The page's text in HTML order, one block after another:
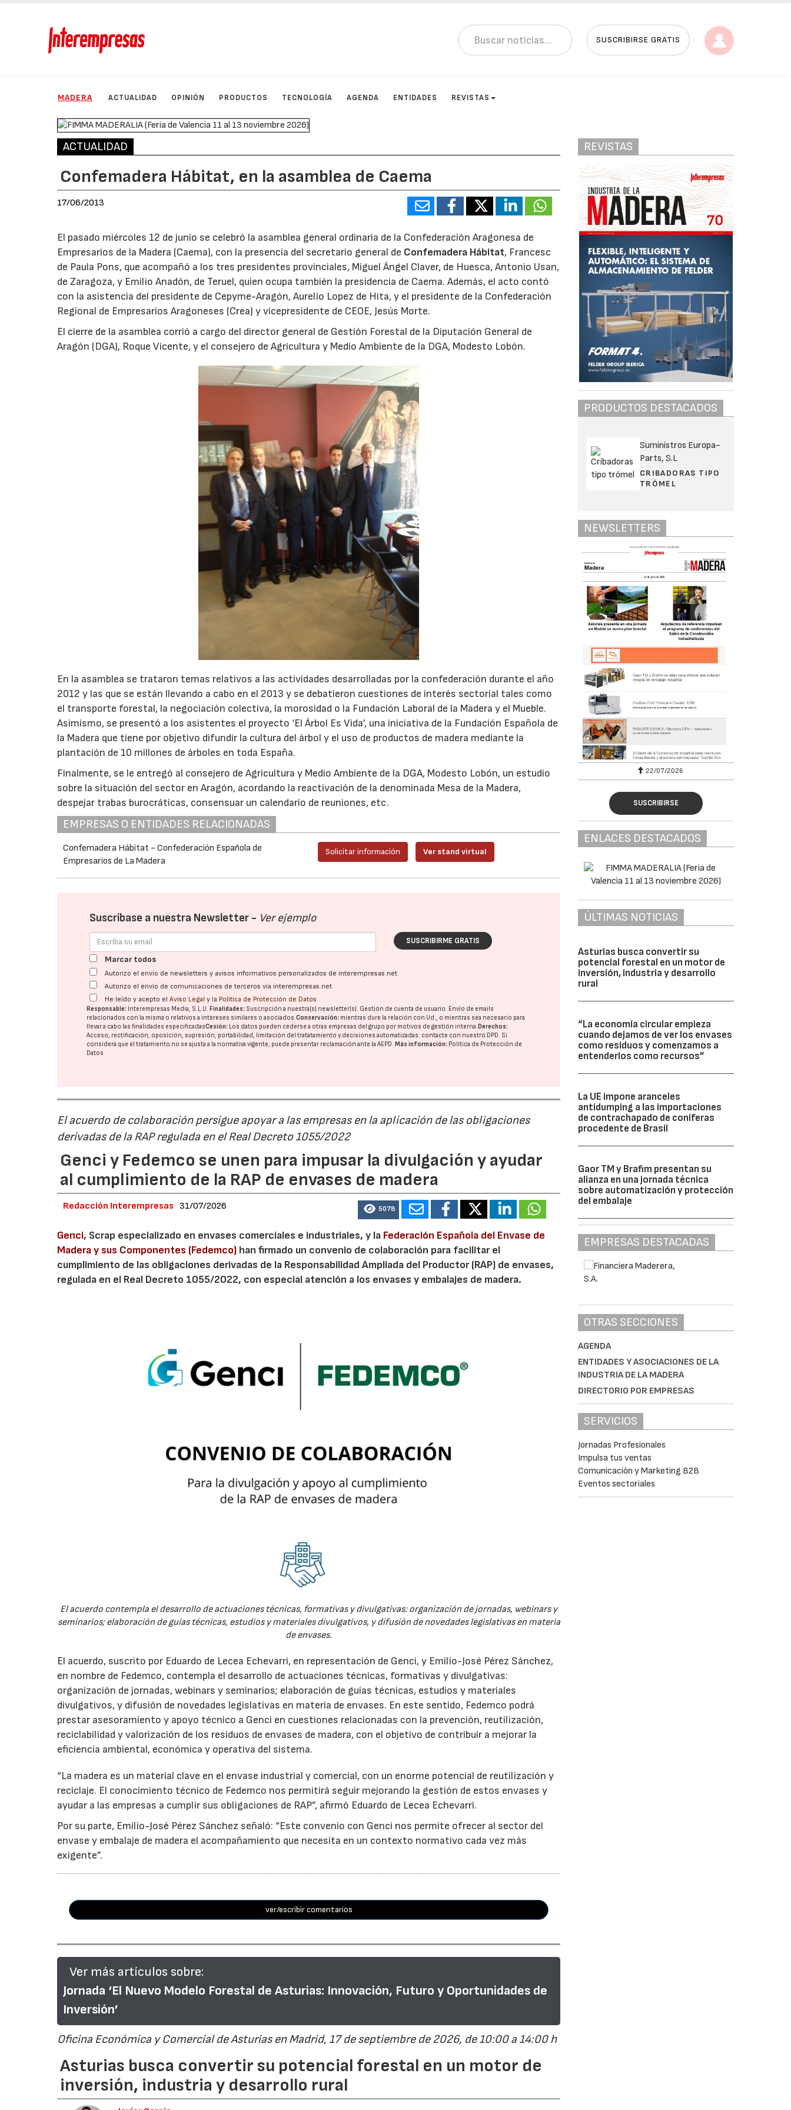
SUSCRIBIRSE GRATIS
MADERA ACTUALIDAD OPINIÓN PRODUCTOS TECNOLOGÍA AGENDA ENTIDADES REVISTAS
ACTUALIDAD
Confemadera Hábitat, en la asamblea de Caema
17/06/2013
El pasado miércoles 12 de junio se celebró la asamblea general ordinaria de la Confederación Aragonesa de
Empresarios de la Madera (Caema), con la presencia del secretario general de Confemadera Hábitat, Francesc
de Paula Pons, que acompañó a los tres presidentes provinciales, Miguel Ángel Claver, de Huesca, Antonio Usan,
de Zaragoza, y Emilio Anadón, de Teruel, quien ocupa también la presidencia de Caema. Además, el acto contó
con la asistencia del presidente de Cepyme-Aragón, Aurelio Lopez de Hita, y el presidente de la Confederación
Regional de Empresarios Aragoneses (Crea) y vicepresidente de CEOE, Jesús Morte.
El cierre de la asamblea corrió a cargo del director general de Gestión Forestal de la Diputación General de
Aragón (DGA), Roque Vicente, y el consejero de Agricultura y Medio Ambiente de la DGA, Modesto Lobón.
En la asamblea se trataron temas relativos a las actividades desarrolladas por la confederación durante el año
2012 y las que se están llevando a cabo en el 2013 y se debatieron cuestiones de interés sectorial tales como
el transporte forestal, la negociación colectiva, la morosidad o la Fundación Laboral de la Madera y el Mueble.
Asimismo, se presentó a los asistentes el proyecto ‘El Árbol Es Vida’, una iniciativa de la Fundación Española de
la Madera que tiene por objetivo difundir la cultura del árbol y el uso de productos de madera mediante la
plantación de 10 millones de árboles en toda España.
Finalmente, se le entregó al consejero de Agricultura y Medio Ambiente de la DGA, Modesto Lobón, un estudio
sobre la situación del sector en Aragón, acordando la reactivación de la denominada Mesa de la Madera,
despejar trabas burocráticas, consensuar un calendario de reuniones, etc.
EMPRESAS O ENTIDADES RELACIONADAS
Confemadera Hábitat - Confederación Española de
Empresarios de La Madera
Solicitar información Ver stand virtual
Suscríbase a nuestra Newsletter - Ver ejemplo
SUSCRIBIRME GRATIS
Marcar todos
Autorizo el envío de newsletters y avisos informativos personalizados de interempresas.net
Autorizo el envío de comunicaciones de terceros vía interempresas.net
He leído y acepto elAviso Legal y la Política de Protección de Datos
Responsable: Interempresas Media, S.L.U.Finalidades: Suscripción a nuestra(s) newsletter(s). Gestión de cuenta de usuario. Envío de emails
relacionados con la misma o relativos a intereses similares o asociados.Conservación: mientras dure la relación con Ud., o mientras sea necesario para
llevar a cabo las finalidades especificadasCesión: Los datos pueden cederse a otras empresas del grupo por motivos de gestión interna.Derechos:
Acceso, rectificación, oposición, supresión, portabilidad, limitación del tratatamiento y decisiones automatizadas: contacte con nuestro DPD. Si
considera que el tratamiento no se ajusta a la normativa vigente, puede presentar reclamación ante laAEPD.Más información: Política de Protección de
Datos
El acuerdo de colaboración persigue apoyar a las empresas en la aplicación de las obligaciones
derivadas de la RAP regulada en el Real Decreto 1055/2022
Genci y Fedemco se unen para impusar la divulgación y ayudar
al cumplimiento de la RAP de envases de madera
Redacción Interempresas 31/07/2026 5078
Genci, Scrap especializado en envases comerciales e industriales, y la Federación Española del Envase de
Madera y sus Componentes (Fedemco) han firmado un convenio de colaboración para facilitar el
cumplimiento de las obligaciones derivadas de la Responsabilidad Ampliada del Productor (RAP) de envases,
regulada en el Real Decreto 1055/2022, con especial atención a los envases y embalajes de madera.
El acuerdo contempla el desarrollo de actuaciones técnicas, formativas y divulgativas: organización de jornadas, webinars y
seminarios; elaboración de guías técnicas, estudios y materiales divulgativos, y difusión de novedades legislativas en materia
de envases.
El acuerdo, suscrito por Eduardo de Lecea Echevarri, en representación de Genci, y Emilio-José Pérez Sánchez,
en nombre de Fedemco, contempla el desarrollo de actuaciones técnicas, formativas y divulgativas:
organización de jornadas, webinars y seminarios; elaboración de guías técnicas, estudios y materiales
divulgativos, y difusión de novedades legislativas en materia de envases. En este sentido, Fedemco podrá
prestar asesoramiento y apoyo técnico a Genci en cuestiones relacionadas con la prevención, reutilización,
reciclabilidad y valorización de los residuos de envases de madera, con el objetivo de contribuir a mejorar la
eficiencia ambiental, económica y operativa del sistema.
“La madera es un material clave en el envase industrial y comercial, con un enorme potencial de reutilización y
reciclaje. El conocimiento técnico de Fedemco nos permitirá seguir mejorando la gestión de estos envases y
ayudar a las empresas a cumplir sus obligaciones de RAP”, afirmó Eduardo de Lecea Echevarri.
Por su parte, Emilio-José Pérez Sánchez señaló: “Este convenio con Genci nos permite ofrecer al sector del
envase y embalaje de madera el acompañamiento que necesita en un contexto normativo cada vez más
exigente”.
ver/escribir comentarios
Ver más artículos sobre:
Jornada ‘El Nuevo Modelo Forestal de Asturias: Innovación, Futuro y Oportunidades de
Inversión’
Oficina Económica y Comercial de Asturias en Madrid, 17 de septiembre de 2026, de 10:00 a 14:00 h
Asturias busca convertir su potencial forestal en un motor de
inversión, industria y desarrollo rural
REVISTAS
PRODUCTOS DESTACADOS
Suministros Europa-
Parts, S.L
CRIBADORAS TIPO
TRÓMEL
NEWSLETTERS
22/07/2026 29/07/2026 22/07/2026
SUSCRIBIRSE
ENLACES DESTACADOS
ÚLTIMAS NOTICIAS
Asturias busca convertir su
potencial forestal en un motor de
inversión, industria y desarrollo
rural
“La economía circular empieza
cuando dejamos de ver los envases
como residuos y comenzamos a
entenderlos como recursos”
La UE impone aranceles
antidumping a las importaciones
de contrachapado de coníferas
procedente de Brasil
Gaor TM y Brafim presentan su
alianza en una jornada técnica
sobre automatización y protección
del embalaje
EMPRESAS DESTACADAS
OTRAS SECCIONES
AGENDA
ENTIDADES Y ASOCIACIONES DE LA
INDUSTRIA DE LA MADERA
DIRECTORIO POR EMPRESAS
SERVICIOS
Jornadas Profesionales
Impulsa tus ventas
Comunicación y Marketing B2B
Eventos sectoriales